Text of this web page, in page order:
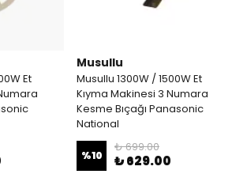
Et
Musullu
Musullu 1300W / 1500W Et
Kıyma Makinesi 3 Numara
Kesme Bıçağı Panasonic
National
%10
₺ 699.00
₺ 629.00